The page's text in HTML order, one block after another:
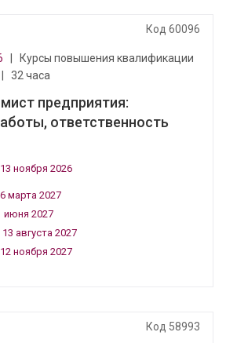
Код 60096
Курсы повышения квалификации
32 часа
предприятия:
ответственность
ноября 2026
марта 2027
июня 2027
августа 2027
ноября 2027
Код 58993